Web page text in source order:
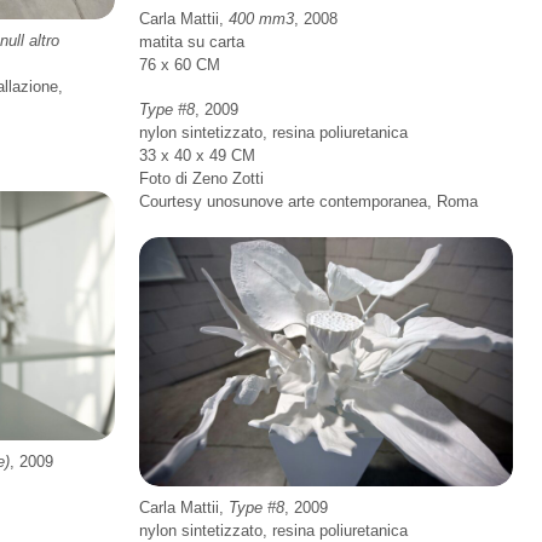
altro
, 2009
Carla Mattii, 400 mm3 , 2008
matita su carta
76 x 60 CM
Type #8 , 2009
nylon sintetizzato, resina poliuretanica
33 x 40 x 49 CM
Foto di Zeno Zotti
Courtesy unosunove arte contemporanea, Roma
Carla Mattii, Type #8 , 2009
nylon sintetizzato, resina poliuretanica